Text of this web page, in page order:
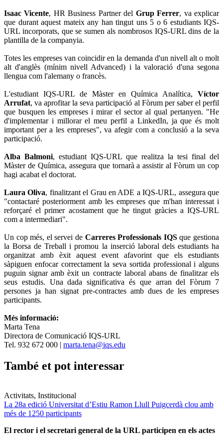
Isaac Vicente, HR Business Partner del Grup Ferrer, va explicar
que durant aquest mateix any han tingut uns 5 o 6 estudiants IQS-
URL incorporats, que se sumen als nombrosos IQS-URL dins de la
plantilla de la companyia.
Totes les empreses van coincidir en la demanda d'un nivell alt o molt
alt d'anglès (mínim nivell Advanced) i la valoració d'una segona
llengua com l'alemany o francès.
L'estudiant IQS-URL de Màster en Química Analítica, Víctor
Arrufat, va aprofitar la seva participació al Fòrum per saber el perfil
que busquen les empreses i mirar el sector al qual pertanyen. "He
d'implementar i millorar el meu perfil a LinkedIn, ja que és molt
important per a les empreses", va afegir com a conclusió a la seva
participació.
Alba Balmoni, estudiant IQS-URL que realitza la tesi final del
Màster de Química, assegura que tornarà a assistir al Fòrum un cop
hagi acabat el doctorat.
Laura Oliva, finalitzant el Grau en ADE a IQS-URL, assegura que
"contactaré posteriorment amb les empreses que m'han interessat i
reforçaré el primer acostament que he tingut gràcies a IQS-URL
com a intermediari".
Un cop més, el servei de Carreres Professionals IQSque gestiona
la Borsa de Treball i promou la inserció laboral dels estudiants ha
organitzat amb èxit aquest event afavorint que els estudiants
sàpiguen enfocar correctament la seva sortida professional i alguns
puguin signar amb èxit un contracte laboral abans de finalitzar els
seus estudis. Una dada significativa és que arran del Fòrum 7
persones ja han signat pre-contractes amb dues de les empreses
participants.
Més informació:
Marta Tena
Directora de Comunicació IQS-URL
Tel. 932 672 000 | marta.tena@iqs.edu
També et pot interessar
Activitats, Institucional
La 28a edició Universitat d’Estiu Ramon Llull Puigcerdà clou amb
més de 1250 participants
El rector i el secretari general de la URL participen en els actes